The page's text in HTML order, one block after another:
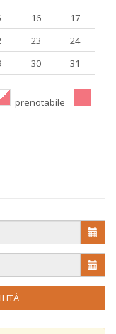
16
17
23
24
30 31
prenotabile